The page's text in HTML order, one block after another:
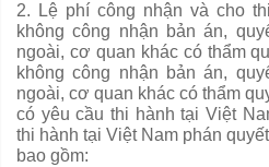
2. Lệ phí công nhận và cho
không công nhận bản án, quy
ngoài, cơ quan khác có thẩm
không công nhận bản án,
ngoài, cơ quan khác có thẩm
có yêu cầu thi hành tại Việt
thi hành tại Việt Nam phán quyết
bao gồm: